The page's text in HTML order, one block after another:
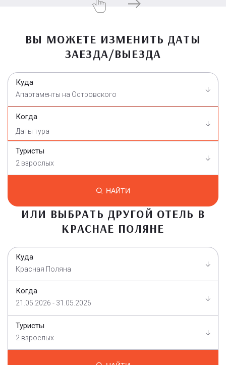
ВЫ МОЖЕТЕ ИЗМЕНИТЬ ДАТЫ
ЗАЕЗДА/ВЫЕЗДА
Куда
Апартаменты на Островского
Когда
Туристы
2 взрослых
НАЙТИ
ИЛИ ВЫБРАТЬ ДРУГОЙ ОТЕЛЬ В
КРАСНАЕ ПОЛЯНЕ
Куда
Красная Поляна
Когда
21.05.2026 - 31.05.2026
Туристы
2 взрослых